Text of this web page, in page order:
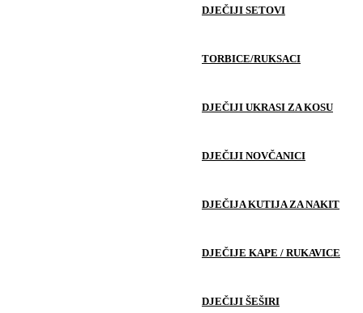
DJEČIJI SETOVI
TORBICE/RUKSACI
DJEČIJI UKRASI ZA KOSU
DJEČIJI NOVČANICI
DJEČIJA KUTIJA ZA NAKIT
DJEČIJE KAPE / RUKAVICE
DJEČIJI ŠEŠIRI